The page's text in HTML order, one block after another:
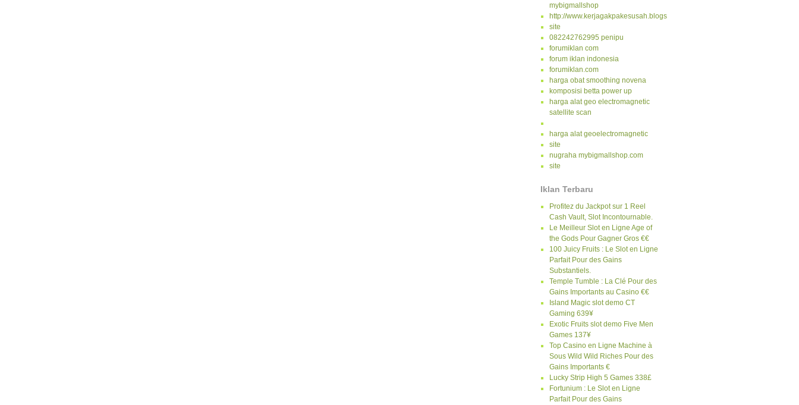
mybigmallshop
http://www.kerjagakpakesusah.blogspot.com/
site
082242762995 penipu
forumiklan com
forum iklan indonesia
forumiklan.com
harga obat smoothing novena
komposisi betta power up
harga alat geo electromagnetic
satellite scan
harga alat geoelectromagnetic
site
nugraha mybigmallshop.com
site
Iklan Terbaru
Profitez du Jackpot sur 1 Reel
Cash Vault, Slot Incontournable.
Le Meilleur Slot en Ligne Age of
the Gods Pour Gagner Gros €€
100 Juicy Fruits : Le Slot en Ligne
Parfait Pour des Gains
Substantiels.
Temple Tumble : La Clé Pour des
Gains Importants au Casino €€
Island Magic slot demo CT
Gaming 639¥
Exotic Fruits slot demo Five Men
Games 137¥
Top Casino en Ligne Machine à
Sous Wild Wild Riches Pour des
Gains Importants €
Lucky Strip High 5 Games 338£
Fortunium : Le Slot en Ligne
Parfait Pour des Gains